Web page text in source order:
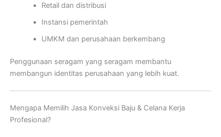
Retail dan distribusi
Instansi pemerintah
UMKM dan perusahaan berkembang
Penggunaan seragam yang seragam membantu
membangun identitas perusahaan yang lebih kuat.
Mengapa Memilih Jasa Konveksi Baju & Celana Kerja
Profesional?